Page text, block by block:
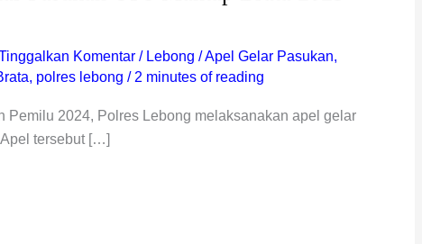
Komentar / Lebong /Apel Gelar Pasukan,
, polres lebong / 2 minutes of reading
Pemilu 2024, Polres Lebong melaksanakan apel gelar
tersebut […]